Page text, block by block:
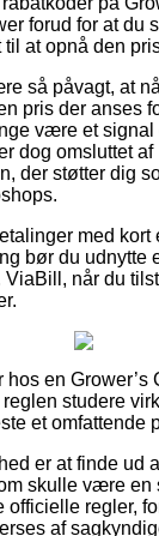
forud for at du
til at opnå den
så påvagt, at
pris der anses
være et signal
dog omsluttet af
der støtter dig
med kort
bør du udnytte
ViaBill, når du
hos en Grower’s
studere
et omfattende
er at finde ud
skulle være en
officielle regler,
af